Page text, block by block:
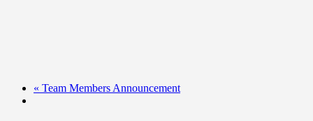
« Team Members Announcement